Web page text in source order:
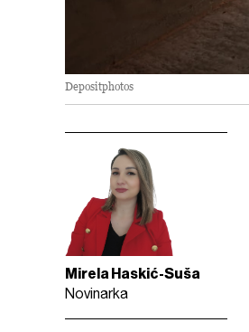
Depositphotos
Mirela Haskić-Suša
Novinarka